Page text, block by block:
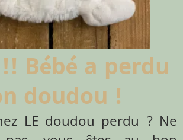
Bébé a perdu
doudou !
LE doudou perdu ? Ne